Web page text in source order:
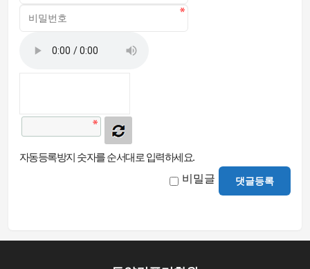
자동등록방지 숫자를 순서대로 입력하세요.
비밀글 댓글등록